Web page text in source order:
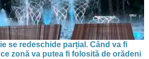
se redeschide parțial. Când va fi
zonă va putea fi folosită de orădeni